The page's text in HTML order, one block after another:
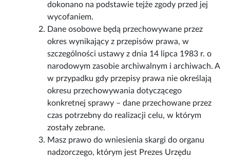
dokonano na podstawie tejże zgody przed jej
wycofaniem.
Dane osobowe będą przechowywane przez
okres wynikający z przepisów prawa, w
szczególności ustawy z dnia 14 lipca 1983 r. o
narodowym zasobie archiwalnym i archiwach. A
w przypadku gdy przepisy prawa nie określają
okresu przechowywania dotyczącego
konkretnej sprawy – dane przechowane przez
czas potrzebny do realizacji celu, w którym
zostały zebrane.
Masz prawo do wniesienia skargi do organu
nadzorczego, którym jest Prezes Urzędu